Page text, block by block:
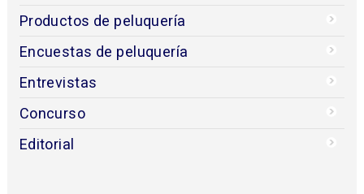
Productos de peluquería
Encuestas de peluquería
Entrevistas
Concurso
Editorial